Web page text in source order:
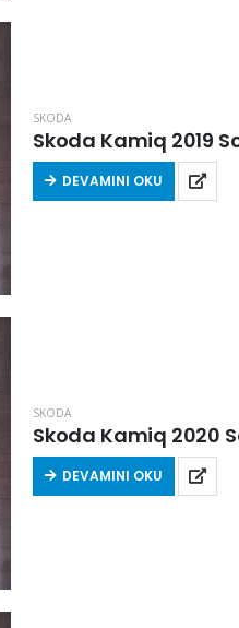
SKODA
Skoda Kamiq 2019
DEVAMINI OKU
SKODA
Skoda Kamiq 2020
DEVAMINI OKU